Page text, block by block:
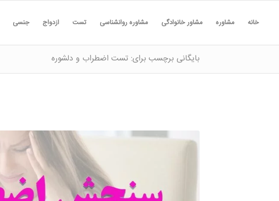
خانه مشاوره مشاور خانوادگی مشاوره روانشناسی تست ازدواج جنسی
بایگانی برچسب برای: تست اضطراب و دلشوره